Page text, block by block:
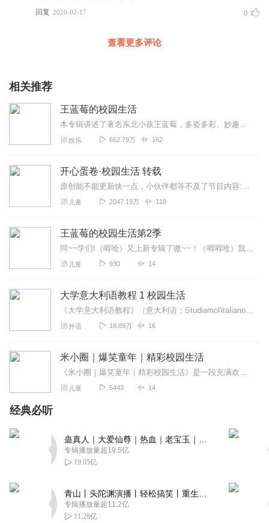
回复 2020-02-17 0
查看更多评论
相关推荐
王蓝莓的校园生活
本专辑讲述了著名东北小孩王蓝莓，多姿多彩、妙趣横生、真实有梗、回味无穷的校园生活故事。故事中，有严厉负责的老师、暖心陪伴的闺蜜、让人欢喜让人忧的同桌、磕磕绊绊又...
娱乐 662.79万 162
开心蛋卷·校园生活 转载
原创能不能更新快一点，小伙伴都等不及了节目内容:杜子腾和同学们的故事，爆笑主题（注意不是原创）主播介绍:贝瑞吖也叫逆光小爱，是一个喜欢娱乐的人，经常给大家更新适...
儿童 2047.19万 118
王蓝莓的校园生活第2季
同~~学们!（嘚呛）又上新专辑了嗷~~！（嘚嘚呛）我们正以“迅雷不及掩耳盗铃儿响叮当仁不让你一次爱个够”的8月7日正式上线！赶紧预定起来嗷~霹雷一声震天响，蓝...
儿童 930 14
大学意大利语教程 1 校园生活
《大学意大利语教程》（意大利语：Studiamol'italianoall’università）是中国大学意大利语专业本科一、二年级的综合训练型教材，由北...
外语 18.89万 16
米小圈｜爆笑童年｜精彩校园生活
《米小圈｜爆笑童年｜精彩校园生活》是一段充满欢笑与感动的成长旅程，带你领略米小圈的校园趣事和童年欢欣。在这里，有爆笑不断的课堂故事，有天马行空的奇思妙想，还有伙...
儿童 5443 14
经典必听
专辑播放量超19.5亿
19.05亿
专辑播放量超11.2亿
11.28亿